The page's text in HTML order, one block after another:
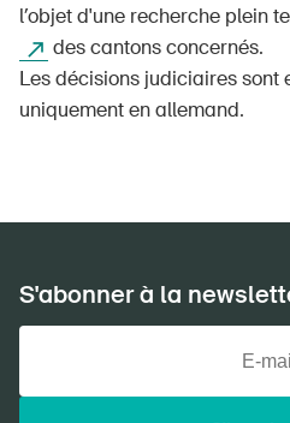
l’objet d'une recherche plein
des cantons concernés.
Les décisions judiciaires sont
uniquement en allemand.
S'abonner à la